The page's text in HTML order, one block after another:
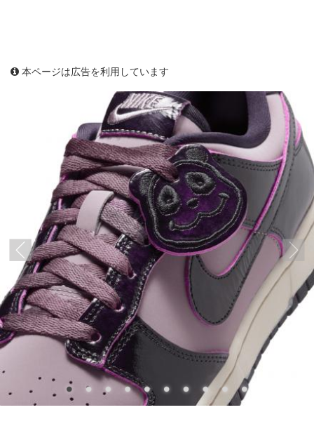
本ページは広告を利用しています